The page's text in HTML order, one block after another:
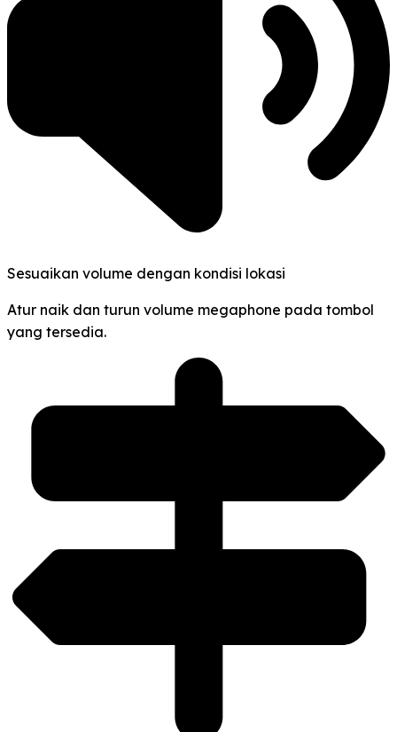
Sesuaikan volume dengan kondisi lokasi
Atur naik dan turun volume megaphone pada tombol
yang tersedia.